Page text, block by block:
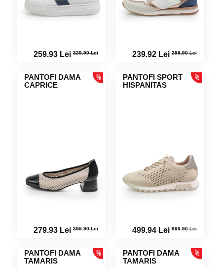
259.93 Lei 329.90 Lei 239.92 Lei299.90 Lei
PANTOFI DAMA
CAPRICE
279.93 Lei 399.90 Lei
PANTOFI SPORT
HISPANITAS
499.94 Lei699.90 Lei
PANTOFI DAMA
TAMARIS
PANTOFI DAMA
TAMARIS